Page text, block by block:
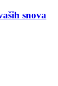
snova